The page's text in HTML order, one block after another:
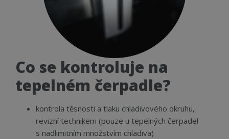
Co se kontroluje na
tepelném čerpadle?
kontrola těsnosti a tlaku chladivového okruhu,
revizní technikem (pouze u tepelných čerpadel
s nadlimitním množstvím chladiva)